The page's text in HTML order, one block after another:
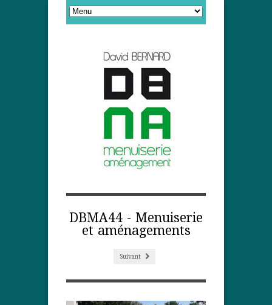
DBMA44 - Menuiserie
et aménagements
Suivant